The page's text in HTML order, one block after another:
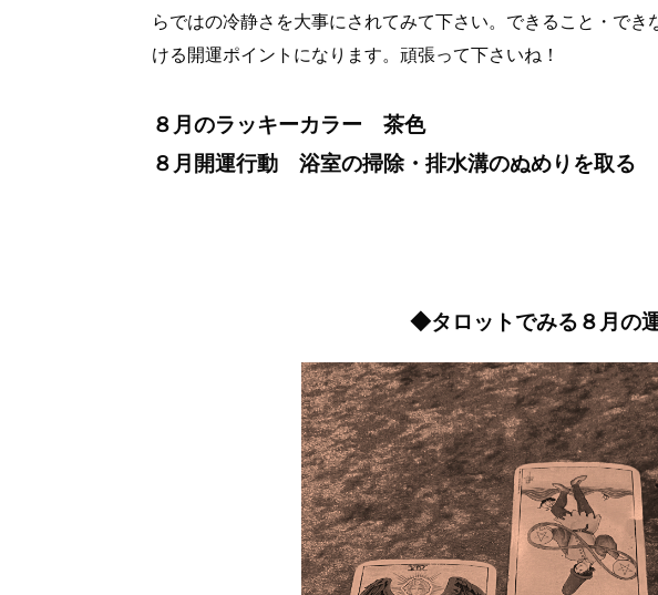
らではの冷静さを大事にされてみて下さい。できること・で
ける開運ポイントになります。頑張って下さいね！
８月のラッキーカラー 茶色
８月開運行動 浴室の掃除・排水溝のぬめりを取る
◆タロットでみる８月の